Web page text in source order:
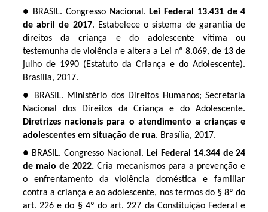
● BRASIL. Congresso Nacional. Lei Federal 13.431 de 4
de abril de 2017. Estabelece o sistema de garantia de
direitos da criança e do adolescente vítima ou
testemunha de violência e altera a Lei nº 8.069, de 13 de
julho de 1990 (Estatuto da Criança e do Adolescente).
Brasília, 2017.
● BRASIL. Ministério dos Direitos Humanos; Secretaria
Nacional dos Direitos da Criança e do Adolescente.
Diretrizes nacionais para o atendimento a crianças e
adolescentes em situação de rua. Brasília, 2017.
● BRASIL. Congresso Nacional. Lei Federal 14.344 de 24
de maio de 2022.Cria mecanismos para a prevenção e
o enfrentamento da violência doméstica e familiar
contra a criança e ao adolescente, nos termos do § 8º do
art. 226 e do § 4º do art. 227 da Constituição Federal e